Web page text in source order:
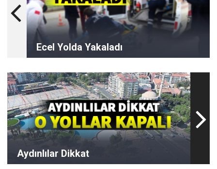
Ecel Yolda Yakaladı
Aydınlılar Dikkat